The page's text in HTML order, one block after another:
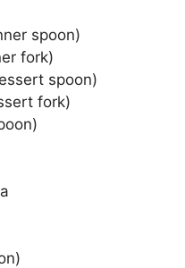
spoon)
fork)
spoon)
fork)